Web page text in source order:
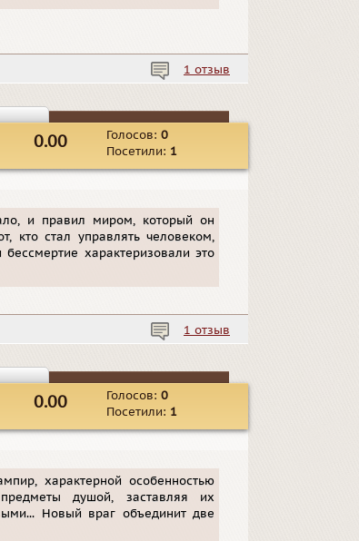
1 отзыв
Голосов: 0
Посетили: 1
0.00
и правил миром, который он
кто стал управлять человеком,
характеризовали это
1 отзыв
Голосов: 0
Посетили: 1
0.00
характерной особенностью
душой, заставляя их
Новый враг объединит две